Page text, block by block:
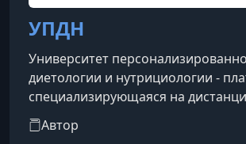
УПДН
Университет
диетологии и нутрициологии -
специализирующаяся на
обучении в сфере управления
коррекции веса и правильного
Автор